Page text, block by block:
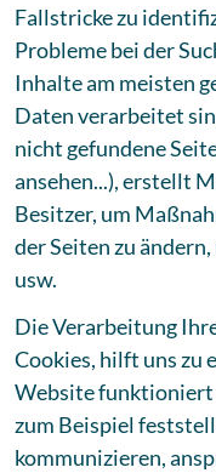
Fallstricke zu
Probleme bei der
Inhalte am meisten
Daten verarbeitet
nicht gefundene
ansehen...), erstellt
Besitzer, um
der Seiten zu
usw.
Die Verarbeitung
Cookies, hilft uns zu
Website funktioniert
zum Beispiel
kommunizieren,